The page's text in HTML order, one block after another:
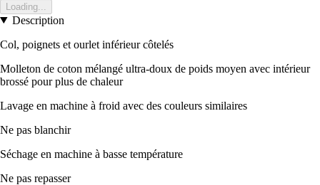
Loading...
Description
Col, poignets et ourlet inférieur côtelés
Molleton de coton mélangé ultra-doux de poids moyen avec intérieur
brossé pour plus de chaleur
Lavage en machine à froid avec des couleurs similaires
Ne pas blanchir
Séchage en machine à basse température
Ne pas repasser